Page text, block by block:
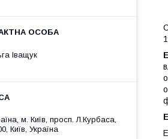
Іващук
м. Київ, просп. Л.Курбаса,
Київ, Україна